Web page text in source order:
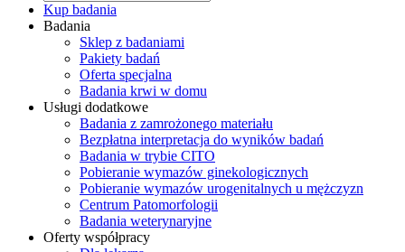
Kup badania
Badania
Sklep z badaniami
Pakiety badań
Oferta specjalna
Badania krwi w domu
Usługi dodatkowe
Badania z zamrożonego materiału
Bezpłatna interpretacja do wyników badań
Badania w trybie CITO
Pobieranie wymazów ginekologicznych
Pobieranie wymazów urogenitalnych u mężczyzn
Centrum Patomorfologii
Badania weterynaryjne
Oferty współpracy